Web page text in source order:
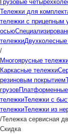
Грузовые
Тележки для
тележки с прицепным
осью
тележки
/
Многоярусные
Каркасные тележки
резиновым покрытием
грузов
тележкиТележки с
тележкиТележки из
/Тележка сервисная
Скидка